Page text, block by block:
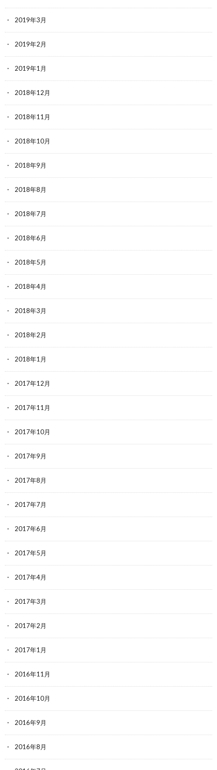
2019年3月
2019年2月
2019年1月
2018年12月
2018年11月
2018年10月
2018年9月
2018年8月
2018年7月
2018年6月
2018年5月
2018年4月
2018年3月
2018年2月
2018年1月
2017年12月
2017年11月
2017年10月
2017年9月
2017年8月
2017年7月
2017年6月
2017年5月
2017年4月
2017年3月
2017年2月
2017年1月
2016年11月
2016年10月
2016年9月
2016年8月